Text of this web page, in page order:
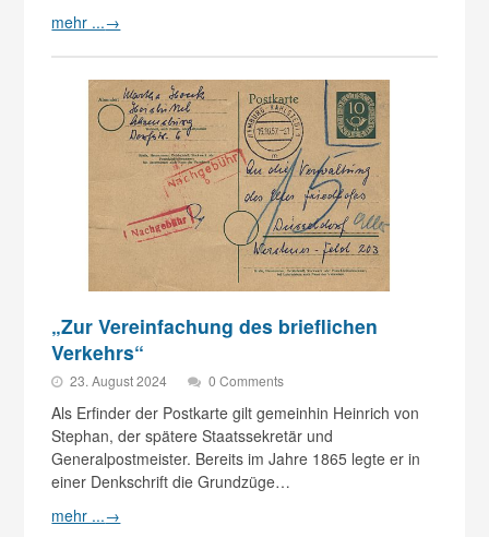
mehr ...→
„Zur Vereinfachung des brieflichen
Verkehrs“
23. August 2024 0 Comments
Als Erfinder der Postkarte gilt gemeinhin Heinrich von
Stephan, der spätere Staatssekretär und
Generalpostmeister. Bereits im Jahre 1865 legte er in
einer Denkschrift die Grundzüge…
mehr ...→